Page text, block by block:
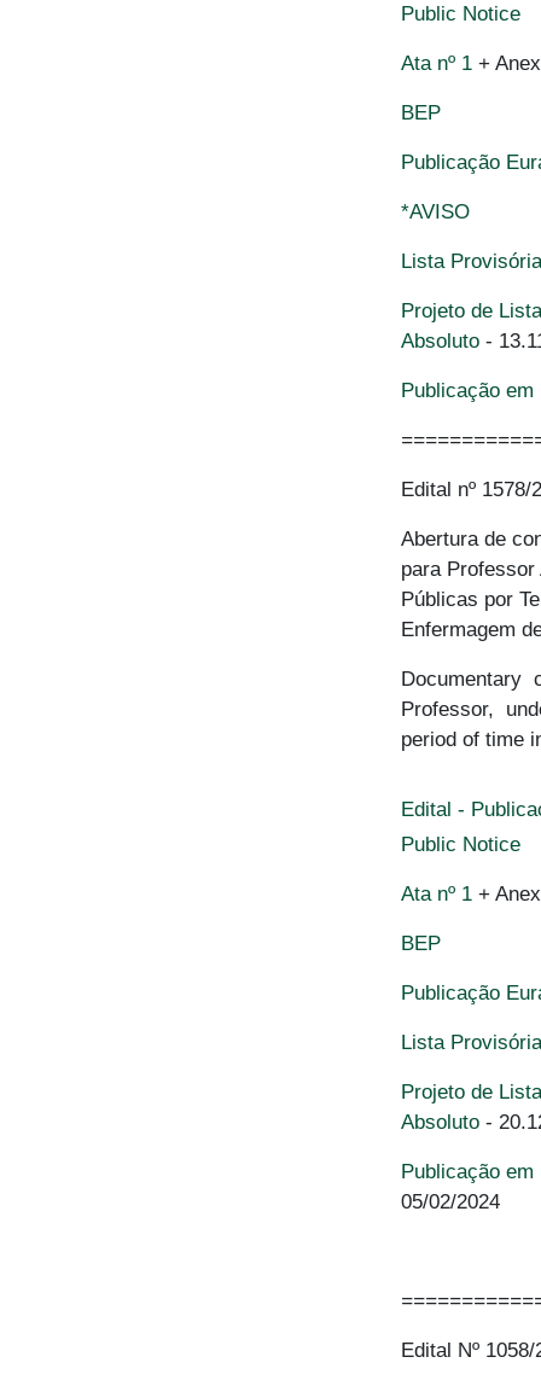
Public Notice
Ata nº 1 +
BEP
Publicação
*AVISO
Lista
Projeto de
Absoluto -
Publicação
Edital nº 1578/
Abertura de
para Professor
Públicas por
Enfermagem
Professor,
period of time
Edital -
Public Notice
Ata nº 1 +
BEP
Publicação
Lista
Projeto de
Absoluto -
Publicação
05/02/2024
Edital Nº 1058/